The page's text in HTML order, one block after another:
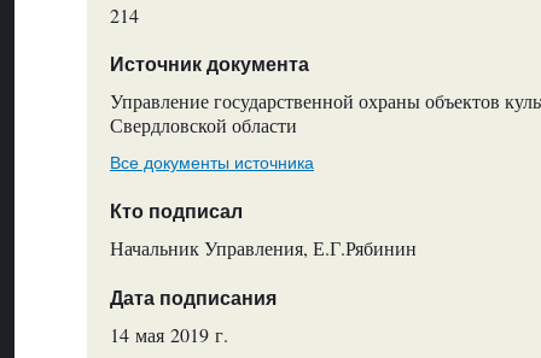
214
Источник документа
Управление государственной охраны объектов
Свердловской области
Все документы источника
Кто подписал
Начальник Управления, Е.Г.Рябинин
Дата подписания
14 мая 2019 г.